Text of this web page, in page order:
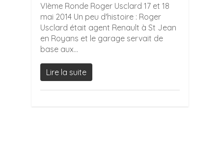
VIème Ronde Roger Usclard 17 et 18
mai 2014 Un peu d'histoire : Roger
Usclard était agent Renault à St Jean
en Royans et le garage servait de
base aux...
Lire la suite